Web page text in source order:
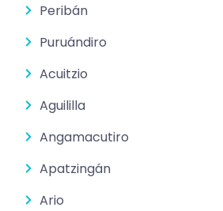
Peribán
Puruándiro
Acuitzio
Aguililla
Angamacutiro
Apatzingán
Ario